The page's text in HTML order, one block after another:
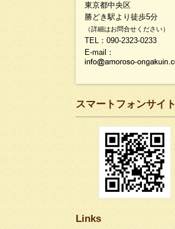
東京都中央区
勝どき駅より徒歩5分
（詳細はお問合せください）
TEL：090-2323-0233
E-mail：
スマートフォンサイト
Links